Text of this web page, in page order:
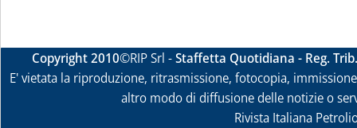
Copyright 2010©RIP Srl -Staffetta Quotidiana - Reg.
E' vietata la riproduzione, ritrasmissione, fotocopia,
altro modo di diffusione delle notizie o
Rivista Italiana